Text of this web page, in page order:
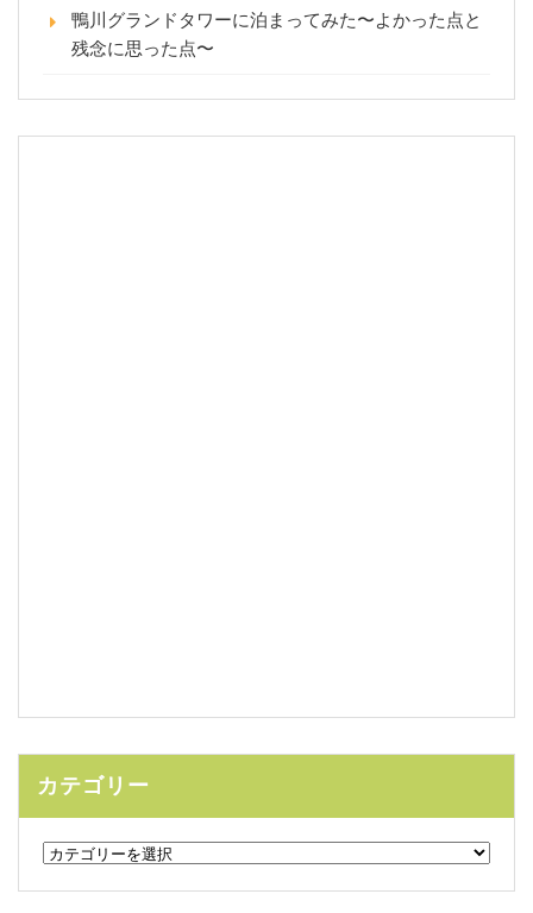
鴨川グランドタワーに泊まってみた〜よかった点と
残念に思った点〜
カテゴリー
カ